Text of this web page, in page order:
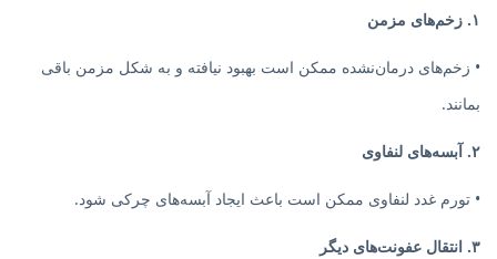
۱. زخم‌های مزمن
• زخم‌های درمان‌نشده ممکن است بهبود نیافته و به شکل مزمن باقی
بمانند.
۲. آبسه‌های لنفاوی
• تورم غدد لنفاوی ممکن است باعث ایجاد آبسه‌های چرکی شود.
۳. انتقال عفونت‌های دیگر